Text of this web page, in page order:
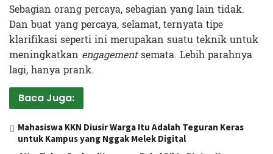
Sebagian orang percaya, sebagian yang lain tidak.
Dan buat yang percaya, selamat, ternyata tipe
klarifikasi seperti ini merupakan suatu teknik untuk
meningkatkan engagementsemata. Lebih parahnya
lagi, hanya prank.
Baca Juga:
Mahasiswa KKN Diusir Warga Itu Adalah Teguran Keras
untuk Kampus yang Nggak Melek Digital